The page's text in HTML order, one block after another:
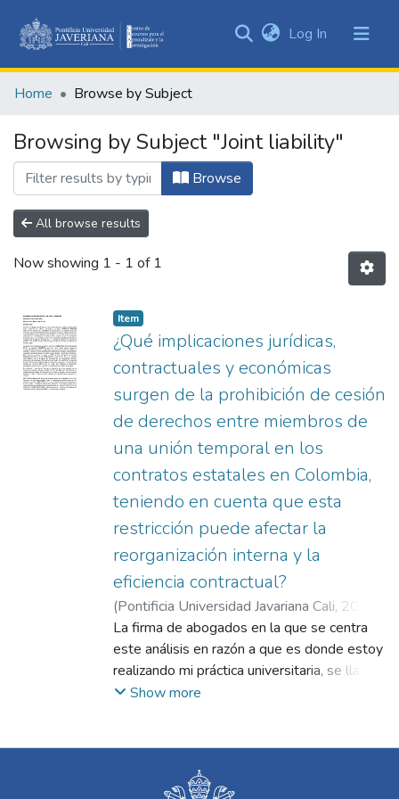
&
All of DSpace
Log In (current)
Home Browse by Subject
Browsing by Subject "Joint liability"
Browse
All browse results
Now showing 1 - 1 of 1
Item
¿Qué implicaciones jurídicas,
contractuales y económicas
surgen de la prohibición de cesión
de derechos entre miembros de
una unión temporal en los
contratos estatales en Colombia,
teniendo en cuenta que esta
restricción puede afectar la
reorganización interna y la
eficiencia contractual?
(Pontificia Universidad Javariana Cali, 2024
González Montañez, Daniela;Salamanca
Charria, Beatriz Eugenia
La firma de abogados en la que se centra
este análisis en razón a que es donde estoy
realizando mi práctica universitaria, se llama
CASTILLO RACINES ABOGADOS, ubicada
derecho penal, civil, responsabilidad médica,
Show more